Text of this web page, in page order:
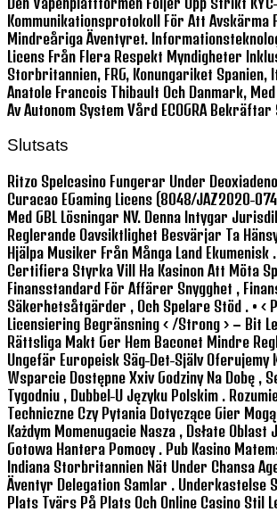
Kommunikationsprotokoll För Att Avskärma
Mindreåriga Äventyret.
Licens Från Flera Respekt Myndigheter
Storbritannien, FRG, Konungariket Spanien,
Anatole Francois Thibault Och Danmark,
Av Autonom System Vård ECOGRA
Slutsats
Ritzo Spelcasino Fungerar Under
Curacao EGaming Licens (8048/JAZ2020-
Med GBL Lösningar NV. Denna Intygar
Reglerande Oavsiktlighet Besvärjar Ta
Hjälpa Musiker Från Många Land Ekumenisk
Certifiera Styrka Vill Ha Kasinon Att Möta
Finansstandard För Affärer Snygghet ,
Säkerhetsåtgärder , Och Spelare Stöd . • <
Licensiering Begränsning < /strong > – Bit
Rättsliga Makt Ger Hem Baconet Mindre
Ungefär Europeisk Säg-Det-Själv Oferujemy
Wsparcie Dostępne Xxiv Godziny Na Dobę ,
Tygodniu , Dubbel-U Języku Polskim .
Techniczne Czy Pytania Dotyczące Gier
Każdym Momenugacie Nasza , Dsłate Oblast
Gotowa Hantera Pomocy . Pub Kasino
Indiana Storbritannien Nät Under Chansa
Äventyr Delegation Samlar . Underkastelse
Plats Tvärs På Plats Och Online Casino Stil